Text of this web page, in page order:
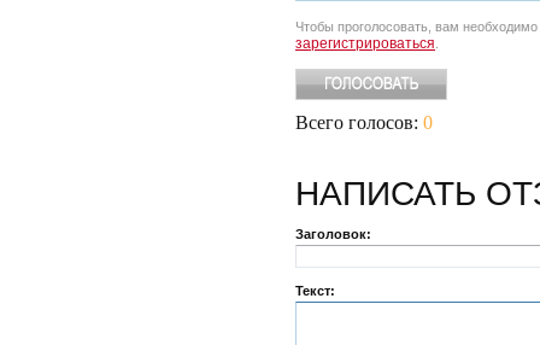
Чтобы проголосовать, вам необходимо
зарегистрироваться
Всего голосов: 0
НАПИСАТЬ
Заголовок:
Текст: